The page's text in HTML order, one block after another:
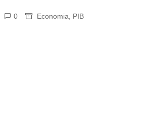
0 Economia PIB